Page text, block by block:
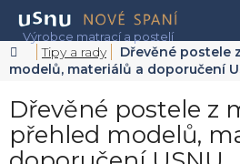
obsah
Domů
Tipy a rady
Dřevěné postele
modelů, materiálů a doporučení
Dřevěné postele z
přehled modelů,